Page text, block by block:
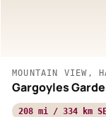
MOUNTAIN VIEW,
Gargoyles
208 mi / 334 km